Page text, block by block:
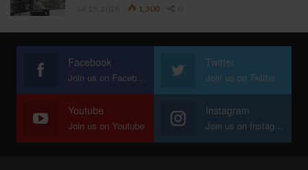
1,300
Facebook
Join us on Facebook
Twitter
Join us on Twitter
Youtube
Join us on Youtube
Instagram
Join us on Instagram